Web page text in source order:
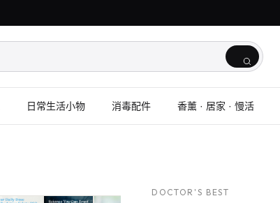
日常生活小物 消毒配件 香薰 · 居家 · 慢活
DOCTOR'S BEST